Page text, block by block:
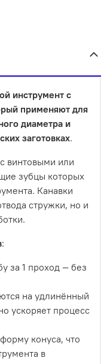
инструмент с
применяют для
диаметра и
заготовках.
винтовыми или
зубцы которых
Канавки
стружки, но и
:
за 1 проход — без
на удлинённый
ускоряет процесс
конуса, что
в